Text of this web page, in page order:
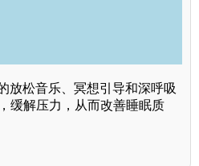
放松音乐、冥想引导和深呼吸
缓解压力，从而改善睡眠质